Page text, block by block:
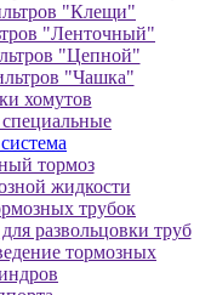
"Клещи"
"Ленточный"
"Цепной"
"Чашка"
хомутов
тормоз
жидкости
трубок
развольцовки труб
тормозных